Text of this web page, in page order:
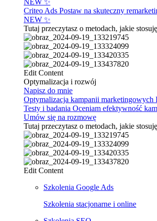
NEW ✨
Criteo Ads Postaw na skuteczny
NEW ✨
Tutaj przeczytasz o metodach, jakie
Edit Content
Optymalizacja i rozwój
Napisz do mnie
Optymalizacja kampanii marketingowych
Testy i badania Oceniam efektywność
Umów się na rozmowę
Tutaj przeczytasz o metodach, jakie
Edit Content
Szkolenia Google Ads
Szkolenia stacjonarne i online